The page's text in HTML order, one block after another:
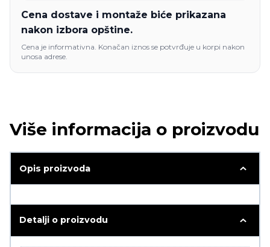
Cena dostave i montaže biće prikazana
nakon izbora opštine.
Cena je informativna. Konačan iznos se potvrđuje u korpi nakon
unosa adrese.
Više informacija o proizvodu
Opis proizvoda
Detalji o proizvodu